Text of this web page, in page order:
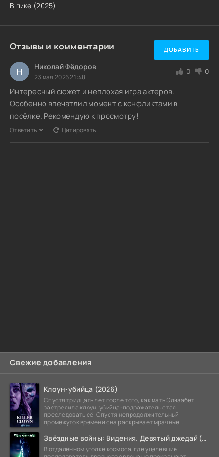
Свежие добавления
Клоун-убийца (2026)
Спустя тридцать лет после того, как мать Элизабет
застрелила клоун, убийца-подражатель стал
преследовать её. Спустя непродолжительный
промежуток времени она раскрывает мрачные
Звёздные войны: Видения. Девятый джедай (2026)
В отдалённом уголке космоса, где уцелевшие
В пике (2025)
Отзывы и комментарии ДОБАВИТЬ
Н Николай Фёдоров
23 мая 2026 21:48
0 0
Интересный сюжет и неплохая игра актеров.
Особенно впечатлил момент с конфликтами в
посёлке. Рекомендую к просмотру!
Ответить Цитировать